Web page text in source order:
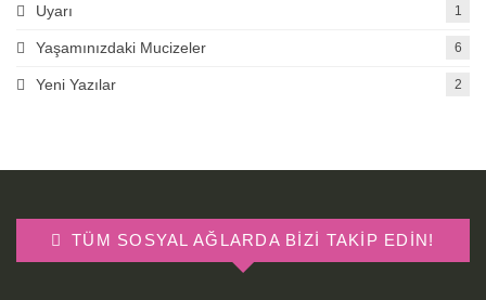
Uyarı 1
Yaşamınızdaki Mucizeler 6
Yeni Yazılar 2
TÜM SOSYAL AĞLARDA BIZI TAKIP EDIN!